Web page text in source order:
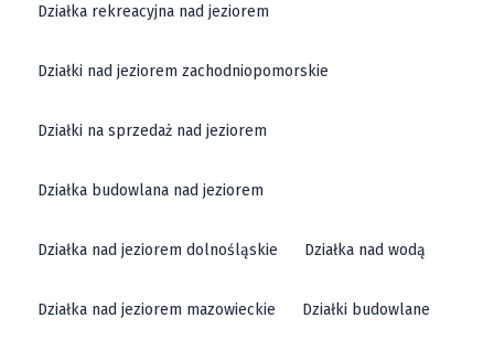
Działka rekreacyjna nad jeziorem
Działki nad jeziorem zachodniopomorskie
Działki na sprzedaż nad jeziorem
Działka budowlana nad jeziorem
Działka nad jeziorem dolnośląskie Działka nad wodą
Działka nad jeziorem mazowieckie Działki budowlane